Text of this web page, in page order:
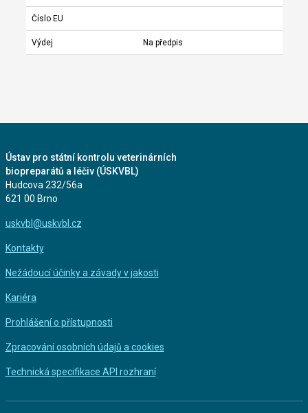
Číslo EU
Výdej Na předpis
Ústav pro státní kontrolu veterinárních
biopreparátů a léčiv (ÚSKVBL)
Hudcova 232/56a
621 00 Brno
uskvbl@uskvbl.cz
Kontakty
Nežádoucí účinky a závady v jakosti
Kariéra
Prohlášení o přístupnosti
Zpracování osobních údajů a cookies
Technická specifikace API rozhraní